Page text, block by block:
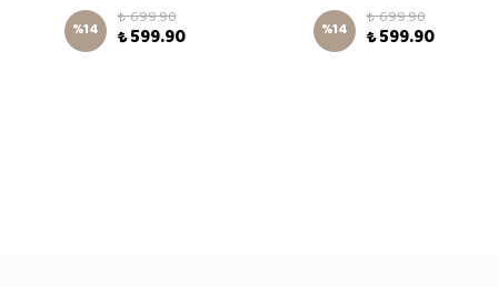
%14 ₺ 699.90
₺ 599.90 %14 ₺ 699.90
₺ 599.90